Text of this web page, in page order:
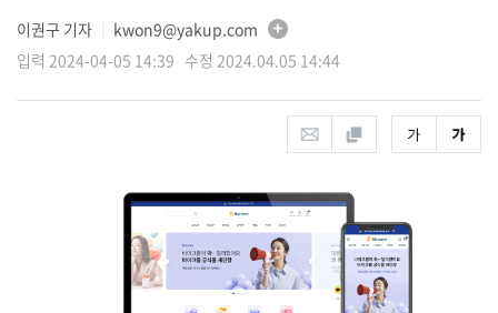
이권구 기자
kwon9@yakup.com
입력 2024-04-05 14:39 수정 2024.04.05 14:44